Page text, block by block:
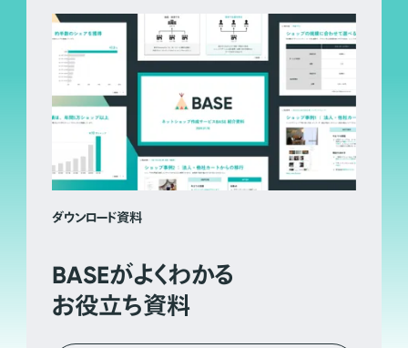
ダウンロード資料
BASEがよくわかる
お役立ち資料